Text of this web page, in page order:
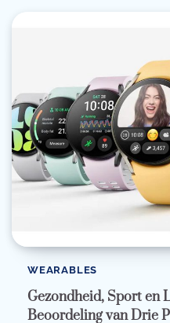
WEARABLES
Gezondheid, Sport en
Beoordeling van Drie